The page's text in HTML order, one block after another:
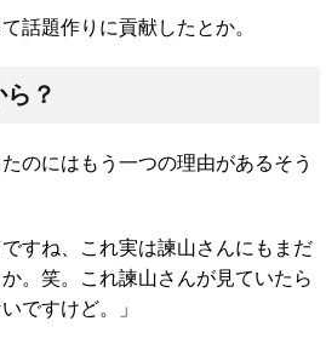
話題作りに貢献したとか。
？
のにはもう一つの理由があるそう
すね、これ実は諫山さんにもまだ
。笑。これ諫山さんが見ていたら
ですけど。」